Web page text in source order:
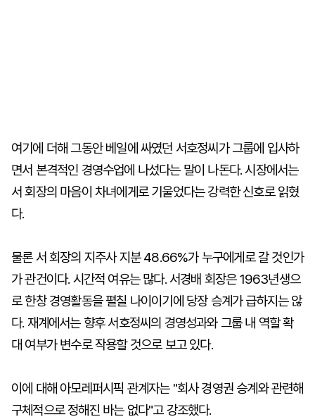
여기에 더해 그동안 베일에 싸였던 서호정씨가 그룹에 입사하
면서 본격적인 경영수업에 나섰다는 말이 나돈다. 시장에서는
서 회장의 마음이 차녀에게로 기울었다는 강력한 신호로 읽혔
다.
물론 서 회장의 지주사 지분 48.66%가 누구에게로 갈 것인가
가 관건이다. 시간적 여유는 많다. 서경배 회장은 1963년생으
로 한창 경영활동을 펼칠 나이이기에 당장 승계가 급하지는 않
다. 재계에서는 향후 서호정씨의 경영성과와 그룹 내 역할 확
대 여부가 변수로 작용할 것으로 보고 있다.
이에 대해 아모레퍼시픽 관계자는 "회사 경영권 승계와 관련해
구체적으로 정해진 바는 없다"고 강조했다.